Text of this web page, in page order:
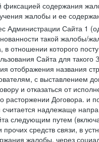
фиксацией содержания
жалобы и ее
Администрации Сайта 1
такой
в отношении которого
Сайта для
отображения названия
с выставлением
и отказаться от
расторжении Договора. и
надлежаще
следующим путем
средств связи, в
жалобы, через